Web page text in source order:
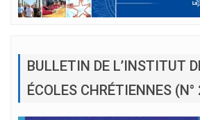
BULLETIN DE L’INSTITUT
ÉCOLES CHRÉTIENNES